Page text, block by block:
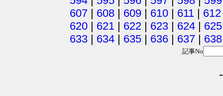
607 | 608 | 609 | 610 | 611 | 612
620 | 621 | 622 | 623 | 624 | 625
633 | 634 | 635 | 636 | 637 | 638
記事No